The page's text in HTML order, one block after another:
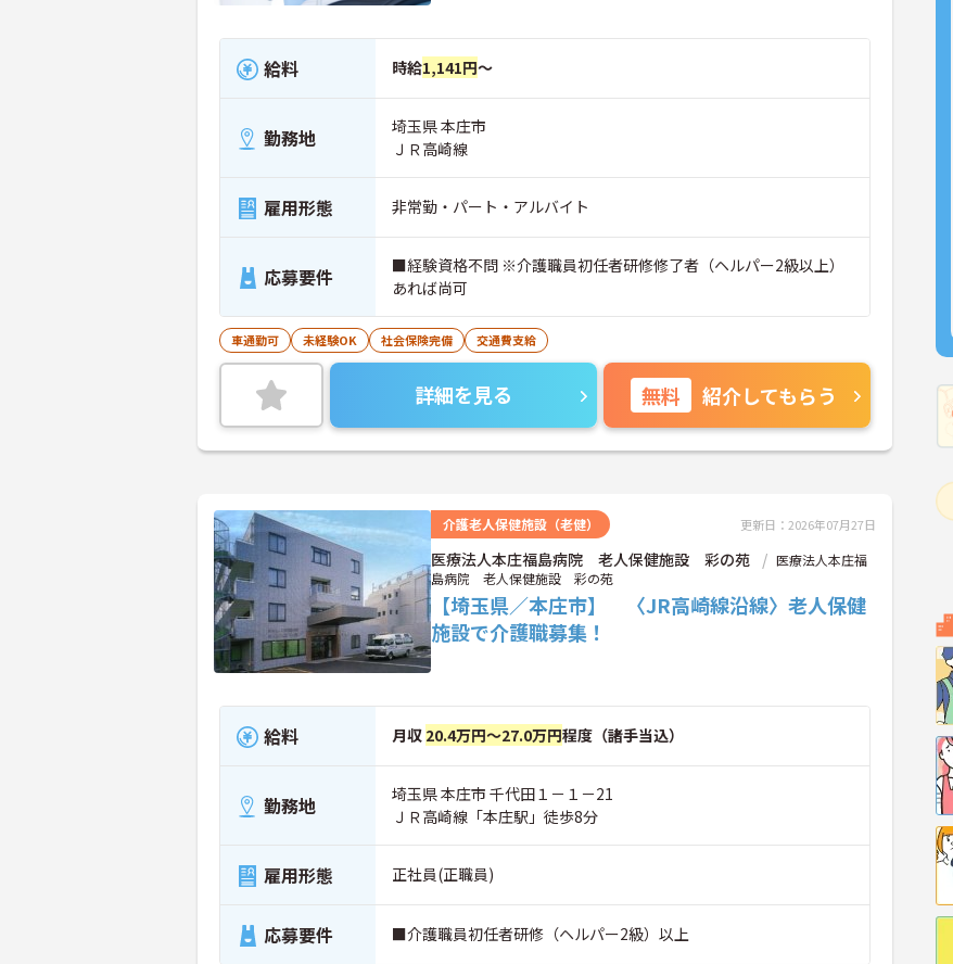
給料 時給1,141円～
勤務地
埼玉県 本庄市
ＪＲ高崎線
雇用形態 非常勤・パート・アルバイト
応募要件
■経験資格不問 ※介護職員初任者研修修了者（ヘルパー2級以上）
あれば尚可
車通勤可 未経験OK 社会保険完備 交通費支給
詳細を見る 無料 紹介してもらう
介護老人保健施設（老健） 更新日：2026年07月27日
医療法人本庄福島病院 老人保健施設 彩の苑
医療法人本庄福
島病院 老人保健施設 彩の苑
【埼玉県／本庄市】 〈JR高崎線沿線〉老人保健
施設で介護職募集！
給料 月収 20.4万円～27.0万円程度（諸手当込）
勤務地
埼玉県 本庄市 千代田１－１－21
ＪＲ高崎線「本庄駅」徒歩8分
雇用形態 正社員(正職員)
応募要件 ■介護職員初任者研修（ヘルパー2級）以上